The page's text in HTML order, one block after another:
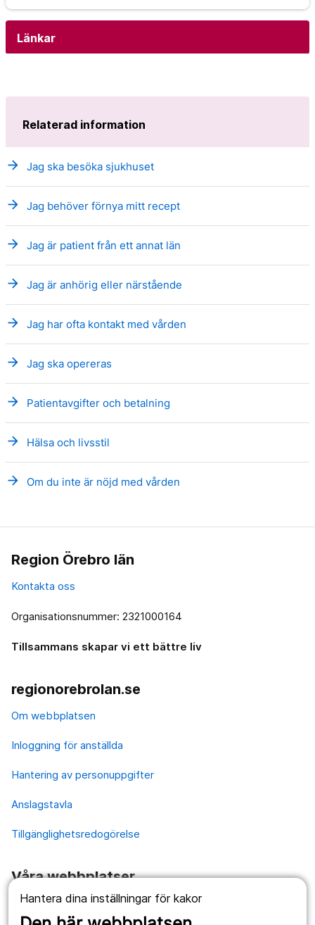
Hantera dina inställningar för kakor
Länkar
Relaterad information
arrow_forward Jag ska besöka sjukhuset
arrow_forward Jag behöver förnya mitt recept
arrow_forward Jag är patient från ett annat län
arrow_forward Jag är anhörig eller närstående
arrow_forward Jag har ofta kontakt med vården
arrow_forward Jag ska opereras
arrow_forward Patientavgifter och betalning
arrow_forward Hälsa och livsstil
arrow_forward Om du inte är nöjd med vården
Region Örebro län
Kontakta oss
Organisationsnummer: 2321000164
Tillsammans skapar vi ett bättre liv
regionorebrolan.se
Om webbplatsen
Inloggning för anställda
Hantering av personuppgifter
Anslagstavla
Tillgänglighetsredogörelse
Våra webbplatser
1177.se